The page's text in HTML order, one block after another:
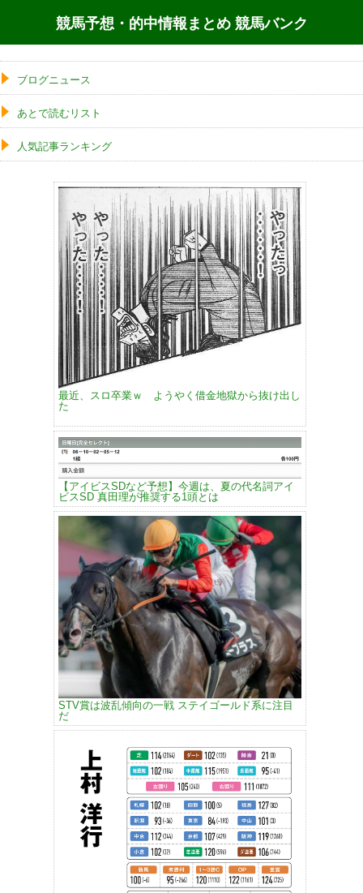
競馬予想・的中情報まとめ 競馬バンク
ブログニュース
あとで読むリスト
人気記事ランキング
最近、スロ卒業ｗ ようやく借金地獄から抜け出し
た
【アイビスSDなど予想】今週は、夏の代名詞アイ
ビスSD 真田理が推奨する1頭とは
STV賞は波乱傾向の一戦 ステイゴールド系に注目
だ